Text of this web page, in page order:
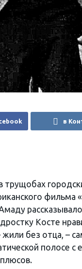
в
трущобах
фильма
Косте
жили без отца, –
полосе